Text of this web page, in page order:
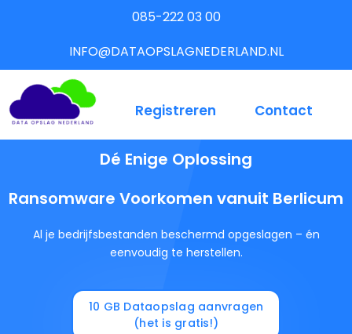
085-222 03 00
INFO@DATAOPSLAGNEDERLAND.NL
Registreren Contact
Dé Enige Oplossing
Ransomware Voorkomen vanuit Berlicum
Al je bedrijfsbestanden beschermd opgeslagen – én
eenvoudig te herstellen.
10 GB Dataopslag aanvragen
(het is gratis!)